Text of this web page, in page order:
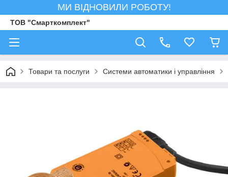
МИ ВІДНОВИЛИ РОБОТУ!
ТОВ "Смарткомплект"
Товари та послуги Системи автоматики і управління